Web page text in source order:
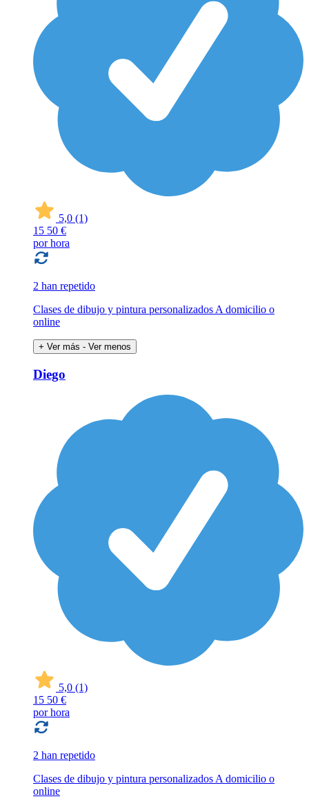
5,0 (1)
15 50 €
por hora
2 han repetido
Clases de dibujo y pintura personalizados A domicilio o
online
+ Ver más - Ver menos
Diego
5,0 (1)
15 50 €
por hora
2 han repetido
Clases de dibujo y pintura personalizados A domicilio o
online